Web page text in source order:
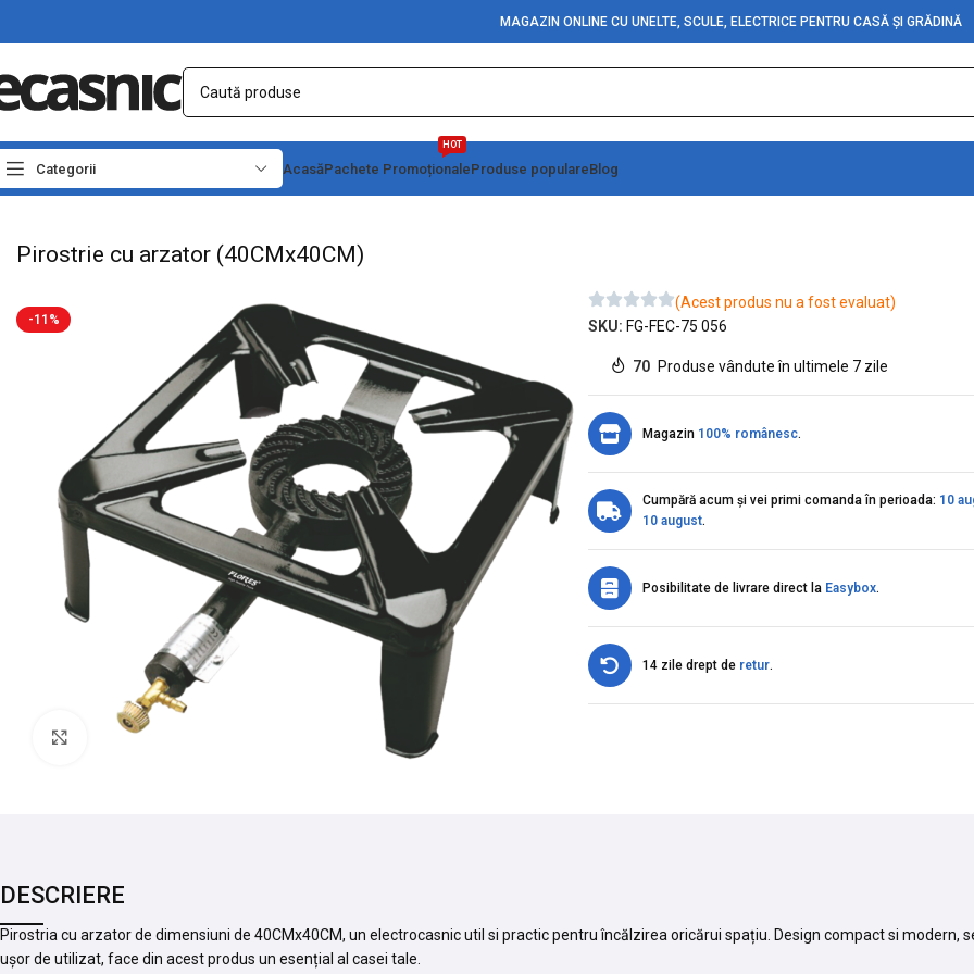
MAGAZIN ONLINE CU UNELTE, SCULE, ELECTRICE PENTRU CASĂ ȘI GRĂDINĂ
Categorii AcasăPachete Promoționale
HOT
Produse populareBlog
Prima pagină Camping Arzatoare Pirostrie cu arzator (40CMx40CM)
Pirostrie cu arzator (40CMx40CM)
-11%
Mărește imaginea
(Acest produs nu a fost evaluat)
SKU: FG-FEC-75 056
70 Produse vândute în ultimele 7 zile
Magazin 100% românesc.
Cumpără acum și vei primi comanda în perioada: 10
10 august.
Posibilitate de livrare direct la Easybox.
14 zile drept de retur.
DESCRIERE
Pirostria cu arzator de dimensiuni de 40CMx40CM, un electrocasnic util si practic pentru încălzirea oricărui spațiu. Design compact si
ușor de utilizat, face din acest produs un esențial al casei tale.